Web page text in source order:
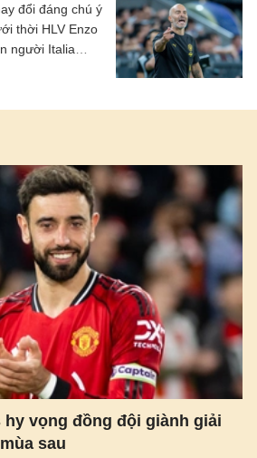
đổi đáng chú ý
thời HLV Enzo
người Italia
Pep
năm.
hy vọng đồng đội giành giải
sau